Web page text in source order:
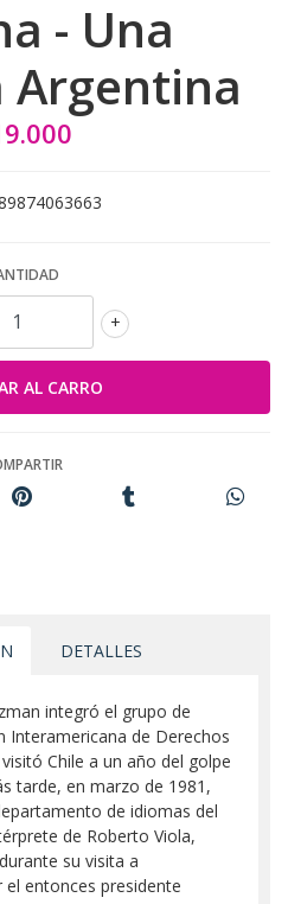
- Una
Argentina
+
DETALLES
integró el grupo de
Interamericana de Derechos
Chile a un año del golpe
tarde, en marzo de 1981,
de idiomas del
de Roberto Viola,
su visita a
entonces presidente